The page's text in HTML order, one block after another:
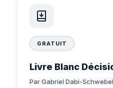
GRATUIT
Livre Blanc
Par Gabriel Dabi-Schwebel